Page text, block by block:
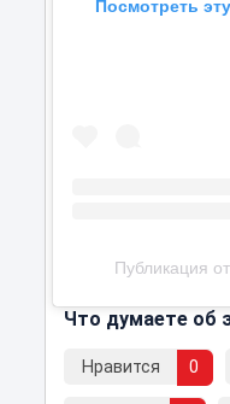
Посмотреть
Публикация
Что думаете об
Нравится 0